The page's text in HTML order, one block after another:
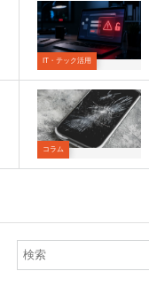
IT・テック活用
コラム